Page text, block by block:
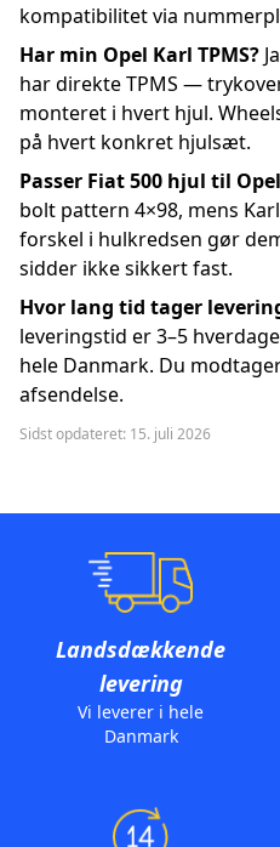
kompatibilitet via
Har min Opel Karl TPMS?
har direkte TPMS —
monteret i hvert hjul.
på hvert konkret hjulsæt.
Passer Fiat 500 hjul til
bolt pattern 4×98, mens
forskel i hulkredsen gør
sidder ikke sikkert fast.
Hvor lang tid tager
leveringstid er 3–5
hele Danmark. Du
afsendelse.
Sidst opdateret: 15. juli 2026
Landsdækkende
levering
Vi leverer i hele
Danmark